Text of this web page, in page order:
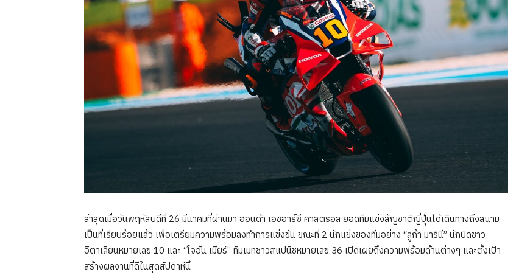
ล่าสุดเมื่อวันพฤหัสบดีที่ 26 มีนาคมที่ผ่านมา ฮอนด้า เอชอาร์ซี คาสตรอล ยอดทีมแข่งสัญชาติญี่ปุ่นได้เดินทางถึงสนาม
เป็นที่เรียบร้อยแล้ว เพื่อเตรียมความพร้อมลงทำการแข่งขัน ขณะที่ 2 นักแข่งของทีมอย่าง “ลูก้า มารินี” นักบิดชาว
อิตาเลียนหมายเลข 10 และ “โจอัน เมียร์” ทีมเมทชาวสแปนิชหมายเลข 36 เปิดเผยถึงความพร้อมด้านต่างๆ และตั้งเป้า
สร้างผลงานที่ดีในสุดสัปดาห์นี้